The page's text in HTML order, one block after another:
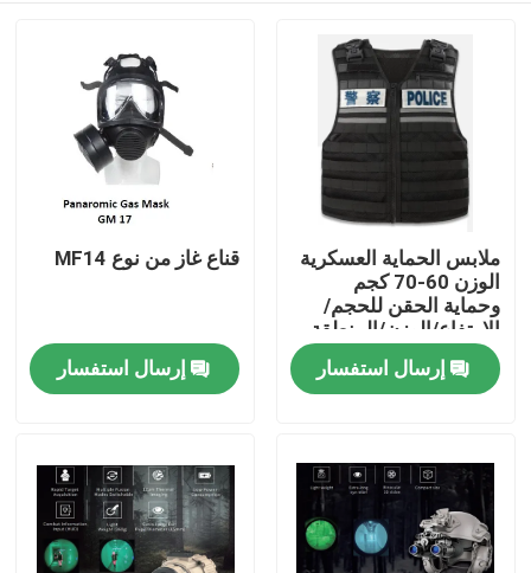
المنزل
فيديوهات
ملابس الحماية العسكرية
الوزن 60-70 كجم
وحماية الحقن للحجم/
الارتفاع/الوزن/المنطقة
الواقية
إرسال استفسار
قناع غاز من نوع MF14
إرسال استفسار